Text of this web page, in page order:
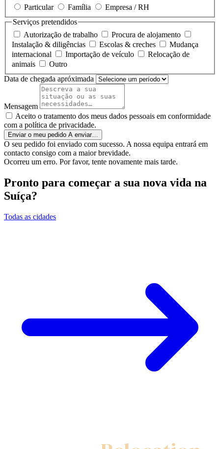
Particular
Família
Empresa / RH
Serviços pretendidos
Autorização de trabalho
Procura de alojamento
Instalação & diligências
Escolas & creches
Mudança
internacional
Importação de veículo
Relocação de
animais
Outro
Data de chegada apróximada
Mensagem
Aceito o tratamento dos meus dados pessoais em conformidade
com a política de privacidade.
Enviar o meu pedido A enviar…
O seu pedido foi enviado com sucesso. A nossa equipa entrará em
contacto consigo com a maior brevidade.
Ocorreu um erro. Por favor, tente novamente mais tarde.
Pronto para começar a sua nova vida na
Suíça?
Todas as cidades